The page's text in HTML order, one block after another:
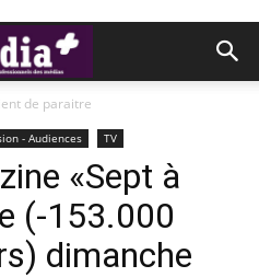
de paraitre
- Audiences TV
«Sept à
(-153.000
dimanche